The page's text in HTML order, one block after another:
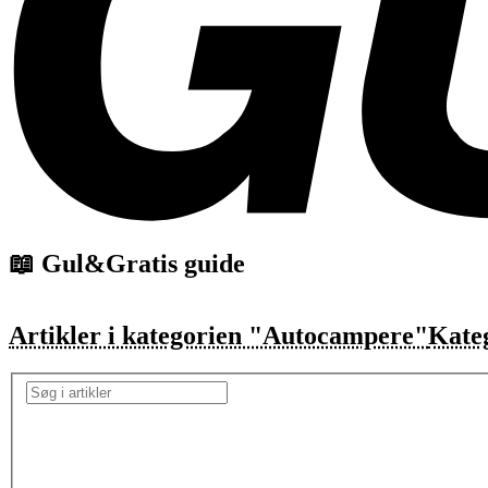
📖 Gul&Gratis guide
Artikler i kategorien "Autocampere"